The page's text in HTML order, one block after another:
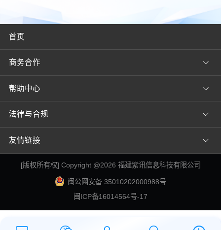
首页
商务合作
帮助中心
法律与合规
友情链接
[版权所有权] Copyright @2026 福建紫讯信息科技有限公司
闽公网安备 35010202000988号
闽ICP备16014564号-17